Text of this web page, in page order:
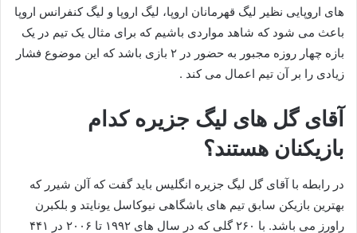
های اروپایی نظیر لیگ قهرمانان اروپا، لیگ اروپا و لیگ کنفرانس اروپا
باعث می شود که شاهد مواردی باشیم که برای مثال یک تیم در یک
بازه چهار روزه مجبور به حضور در ۲ بازی باشد که این موضوع فشار
زیادی را بر آن تیم اعمال می کند .
آقای گل های لیگ جزیره کدام
بازیکنان هستند؟
در رابطه با آقای گل لیگ جزیره انگلیس باید گفت که آلن شیرر که
بهترین بازیکن سابق تیم‌ های باشگاهی نیوکاسل یونایتد و بلکبرن
راورز می باشد. با ۲۶۰ گلی که در سال های ۱۹۹۲ تا ۲۰۰۶ در ۴۴۱